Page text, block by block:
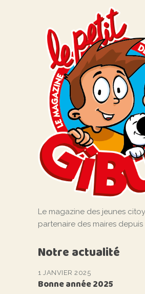
Le magazine des jeunes
partenaire des maires depuis
Notre actualité
1 JANVIER 2025
Bonne année 2025